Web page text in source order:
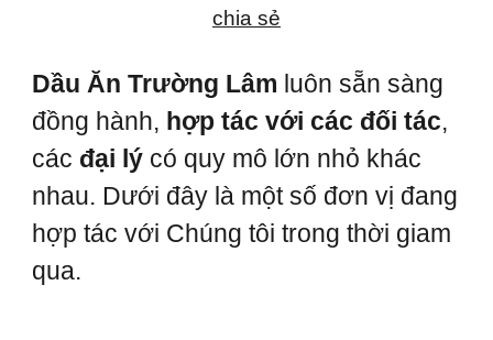
chia sẻ
Dầu Ăn Trường Lâm luôn sẵn sàng
đồng hành, hợp tác với các đối tác,
các đại lý có quy mô lớn nhỏ khác
nhau. Dưới đây là một số đơn vị đang
hợp tác với Chúng tôi trong thời giam
qua.